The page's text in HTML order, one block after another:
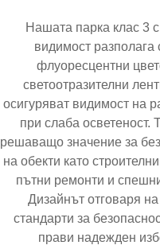
Нашата парка клас 3
видимост разполага
флуоресцентни
светоотразителни
осигуряват видимост на
при слаба осветеност.
решаващо значение за
на обекти като
пътни ремонти и
Дизайнът отговаря на
стандарти за
прави надежден